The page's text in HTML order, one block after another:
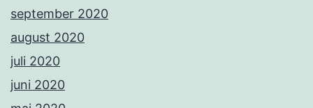
september 2020
august 2020
juli 2020
juni 2020